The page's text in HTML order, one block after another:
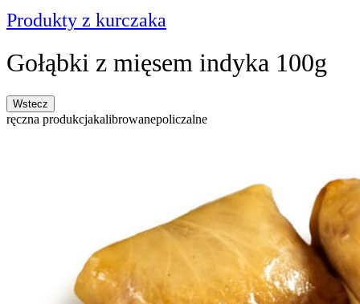
Produkty z kurczaka
Gołąbki z mięsem indyka 100g
Wstecz
ręczna produkcjakalibrowanepoliczalne